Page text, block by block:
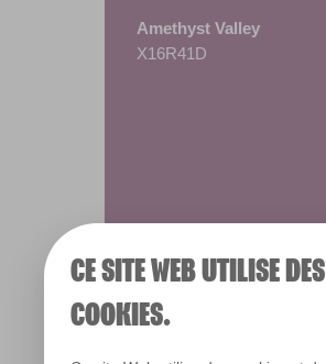
CE SITE WEB UTILISE DES
COOKIES.
Amethyst Valley
X16R41D